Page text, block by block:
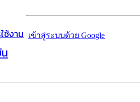
ช้งาน เข้าสู่ระบบด้วย Google